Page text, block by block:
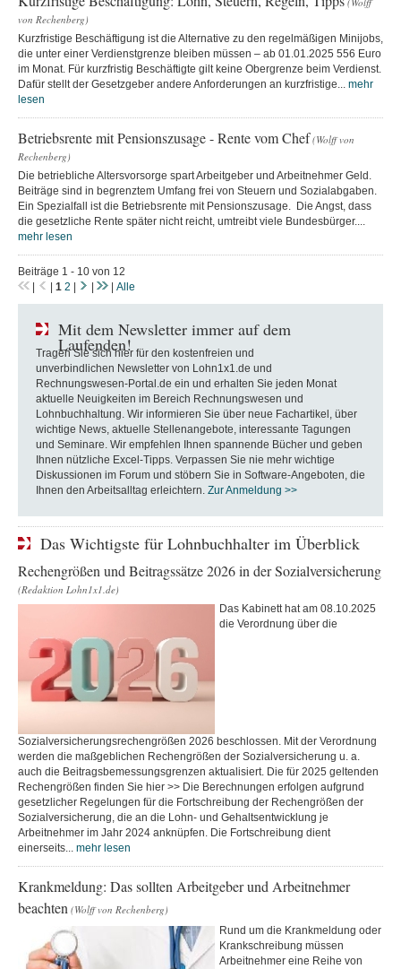
von Rechenberg)
Kurzfristige Beschäftigung ist die Alternative zu den regelmäßigen Minijobs,
die unter einer Verdienstgrenze bleiben müssen – ab 01.01.2025 556 Euro
im Monat. Für kurzfristig Beschäftigte gilt keine Obergrenze beim Verdienst.
Dafür stellt der Gesetzgeber andere Anforderungen an kurzfristige... mehr
lesen
Betriebsrente mit Pensionszusage - Rente vom Chef (Wolff von
Rechenberg)
Die betriebliche Altersvorsorge spart Arbeitgeber und Arbeitnehmer Geld.
Beiträge sind in begrenztem Umfang frei von Steuern und Sozialabgaben.
Ein Spezialfall ist die Betriebsrente mit Pensionszusage. Die Angst, dass
die gesetzliche Rente später nicht reicht, umtreibt viele Bundesbürger....
mehr lesen
Beiträge 1 - 10 von 12
1 2 Alle
Mit dem Newsletter immer auf dem
Laufenden!
Tragen Sie sich hier für den kostenfreien und
unverbindlichen Newsletter von Lohn1x1.de und
Rechnungswesen-Portal.de ein und erhalten Sie jeden Monat
aktuelle Neuigkeiten im Bereich Rechnungswesen und
Lohnbuchhaltung. Wir informieren Sie über neue Fachartikel, über
wichtige News, aktuelle Stellenangebote, interessante Tagungen
und Seminare. Wir empfehlen Ihnen spannende Bücher und geben
Ihnen nützliche Excel-Tipps. Verpassen Sie nie mehr wichtige
Diskussionen im Forum und stöbern Sie in Software-Angeboten, die
Ihnen den Arbeitsalltag erleichtern. Zur Anmeldung >>
Das Wichtigste für Lohnbuchhalter im Überblick
Rechengrößen und Beitragssätze 2026 in der Sozialversicherung
(Redaktion Lohn1x1.de)
Das Kabinett hat am 08.10.2025
die Verordnung über die
Sozialversicherungsrechengrößen 2026 beschlossen. Mit der Verordnung
werden die maßgeblichen Rechengrößen der Sozialversicherung u. a.
auch die Beitragsbemessungsgrenzen aktualisiert. Die für 2025 geltenden
Rechengrößen finden Sie hier >> Die Berechnungen erfolgen aufgrund
gesetzlicher Regelungen für die Fortschreibung der Rechengrößen der
Sozialversicherung, die an die Lohn- und Gehaltsentwicklung je
Arbeitnehmer im Jahr 2024 anknüpfen. Die Fortschreibung dient
einerseits... mehr lesen
Krankmeldung: Das sollten Arbeitgeber und Arbeitnehmer
beachten (Wolff von Rechenberg)
Rund um die Krankmeldung oder
Krankschreibung müssen
Arbeitnehmer eine Reihe von